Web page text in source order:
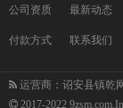
公司资质
最新动态
付款方式
联系我们
运营商：诏安县镇乾
2017-2022